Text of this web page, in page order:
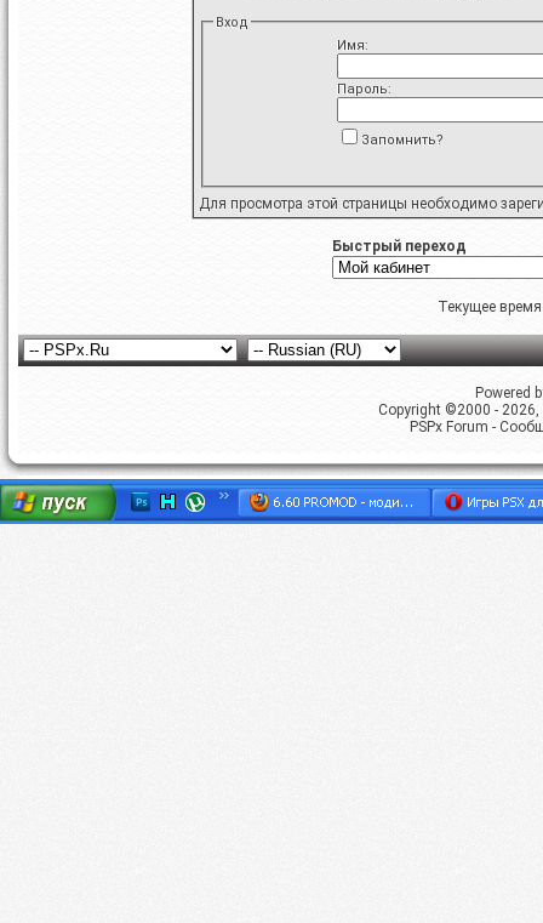
Вход
Имя:
Пароль:
Запомнить?
Для просмотра этой страницы необходимо
Быстрый переход
Текущее
Powered
Copyright ©2000 -
PSPx Forum -